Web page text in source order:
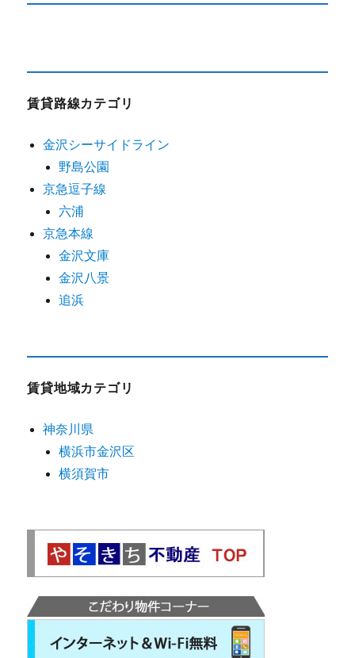
賃貸路線カテゴリ
金沢シーサイドライン
野島公園
京急逗子線
六浦
京急本線
金沢文庫
金沢八景
追浜
賃貸地域カテゴリ
神奈川県
横浜市金沢区
横須賀市